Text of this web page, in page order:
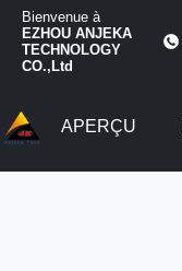
Bienvenue à
EZHOU ANJEKA
TECHNOLOGY
CO.,Ltd
APERÇU